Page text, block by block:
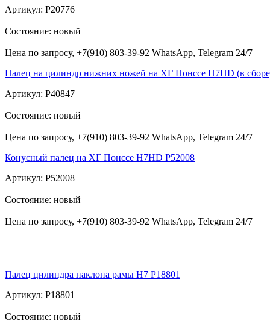
Артикул: P20776
Состояние: новый
Цена по запросу, +7(910) 803-39-92 WhatsApp, Telegram 24/7
Палец на цилиндр нижних ножей на ХГ Понссе H7HD (в
Артикул: P40847
Состояние: новый
Цена по запросу, +7(910) 803-39-92 WhatsApp, Telegram 24/7
Конусный палец на ХГ Понссе H7HD Р52008
Артикул: Р52008
Состояние: новый
Цена по запросу, +7(910) 803-39-92 WhatsApp, Telegram 24/7
Палец цилиндра наклона рамы Н7 Р18801
Артикул: Р18801
Состояние: новый